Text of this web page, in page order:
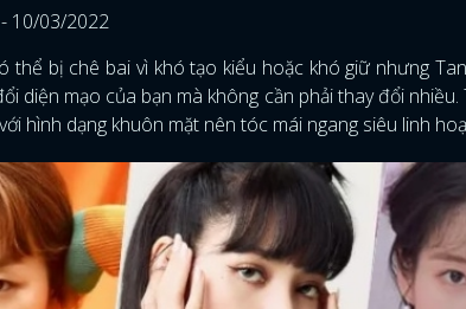
10/03/2022
thể bị chê bai vì khó tạo kiểu hoặc khó giữ nhưng
diện mạo của bạn mà không cần phải thay đổi
hình dạng khuôn mặt nên tóc mái ngang siêu linh